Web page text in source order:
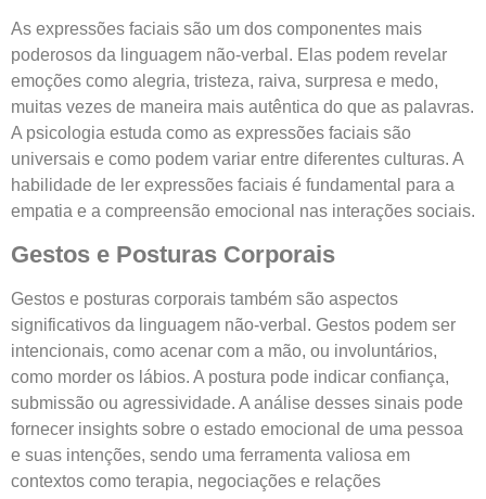
As expressões faciais são um dos componentes mais
poderosos da linguagem não-verbal. Elas podem revelar
emoções como alegria, tristeza, raiva, surpresa e medo,
muitas vezes de maneira mais autêntica do que as palavras.
A psicologia estuda como as expressões faciais são
universais e como podem variar entre diferentes culturas. A
habilidade de ler expressões faciais é fundamental para a
empatia e a compreensão emocional nas interações sociais.
Gestos e Posturas Corporais
Gestos e posturas corporais também são aspectos
significativos da linguagem não-verbal. Gestos podem ser
intencionais, como acenar com a mão, ou involuntários,
como morder os lábios. A postura pode indicar confiança,
submissão ou agressividade. A análise desses sinais pode
fornecer insights sobre o estado emocional de uma pessoa
e suas intenções, sendo uma ferramenta valiosa em
contextos como terapia, negociações e relações